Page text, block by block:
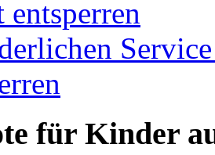
entsperren
für Kinder